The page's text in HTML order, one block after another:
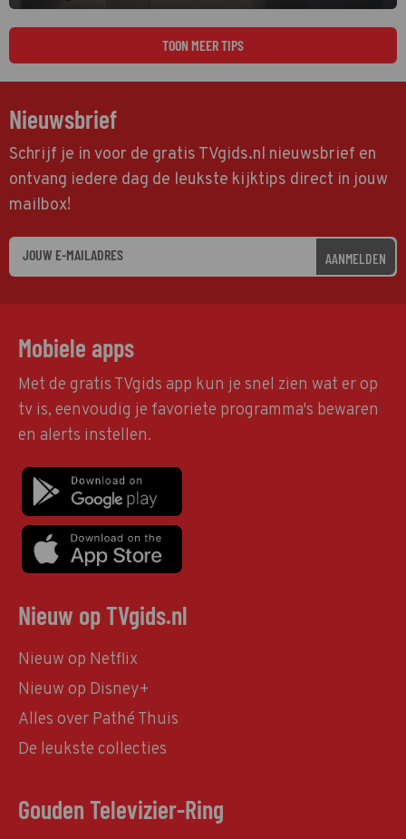
TOON MEER TIPS
Nieuwsbrief
Schrijf je in voor de gratis TVgids.nl nieuwsbrief en
ontvang iedere dag de leukste kijktips direct in jouw
mailbox!
AANMELDEN
Mobiele apps
Met de gratis TVgids app kun je snel zien wat er op
tv is, eenvoudig je favoriete programma's bewaren
en alerts instellen.
Nieuw op TVgids.nl
Nieuw op Netflix
Nieuw op Disney+
Alles over Pathé Thuis
De leukste collecties
Gouden Televizier-Ring